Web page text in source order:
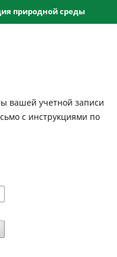
природной среды
вашей учетной записи
с инструкциями по